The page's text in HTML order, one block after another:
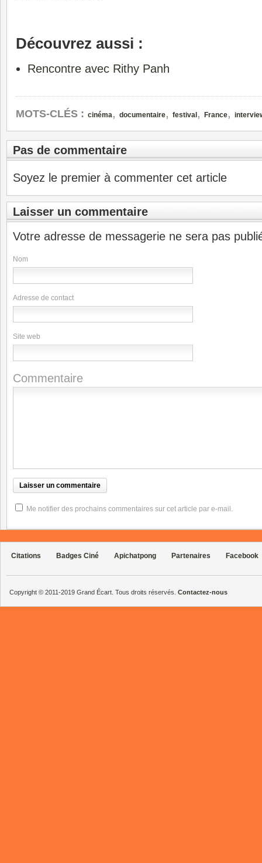
Découvrez aussi :
Rencontre avec Rithy Panh
MOTS-CLÉS : cinéma, documentaire, festival , France,
Pas de commentaire
Soyez le premier à commenter cet article
Laisser un commentaire
Votre adresse de messagerie ne sera pas
Nom
Adresse de contact
Site web
Commentaire
Me notifier des prochains commentaires sur cet article par e-mail.
Citations Badges Ciné Apichatpong Partenaires Facebook
Copyright © 2011-2019 Grand Écart. Tous droits réservés. Contactez-nous